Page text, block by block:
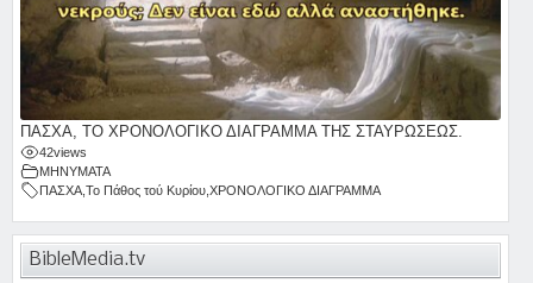
ΠΑΣΧΑ, ΤΟ ΧΡΟΝΟΛΟΓΙΚΟ ΔΙΑΓΡΑΜΜΑ ΤΗΣ ΣΤΑΥΡΩΣΕΩΣ.
42views
ΜΗΝΥΜΑΤΑ
ΠΑΣΧΑ,Το Πάθος τού Κυρίου,ΧΡΟΝΟΛΟΓΙΚΟ ΔΙΑΓΡΑΜΜΑ
BibleMedia.tv